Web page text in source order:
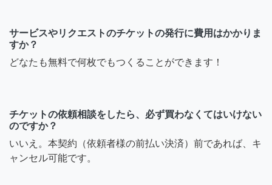
サービスやリクエストのチケットの発行に費用はかかりま
すか？
どなたも無料で何枚でもつくることができます！
チケットの依頼相談をしたら、必ず買わなくてはいけない
のですか？
いいえ。本契約（依頼者様の前払い決済）前であれば、キ
ャンセル可能です。